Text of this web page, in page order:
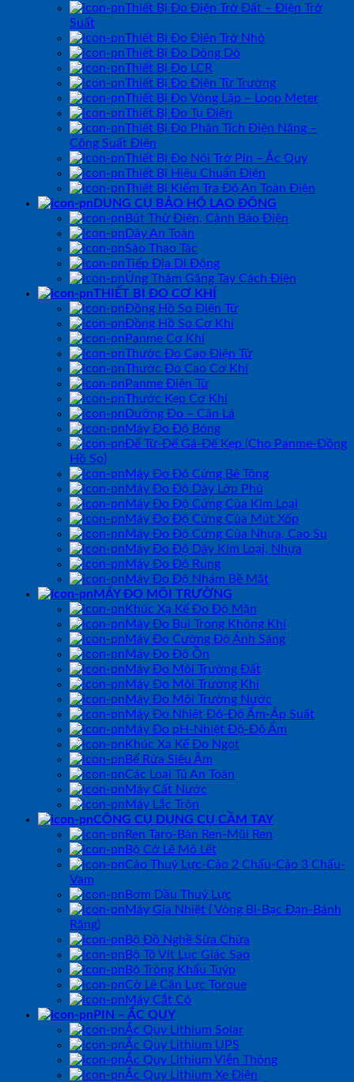
Thiết Bị Đo Điện Trở Đất – Điện Trở
Suất
Thiết Bị Đo Điện Trở Nhỏ
Thiết Bị Đo Dòng Dò
Thiết Bị Đo LCR
Thiết Bị Đo Điện Từ Trường
Thiết Bị Đo Vòng Lặp – Loop Meter
Thiết Bị Đo Tụ Điện
Thiết Bị Đo Phân Tích Điện Năng –
Công Suất Điện
Thiết Bị Đo Nội Trở Pin – Ắc Quy
Thiết Bị Hiệu Chuẩn Điện
Thiết Bị Kiểm Tra Độ An Toàn Điện
DỤNG CỤ BẢO HỘ LAO ĐỘNG
Bút Thử Điện, Cảnh Báo Điện
Dây An Toàn
Sào Thao Tác
Tiếp Địa Di Động
Ủng Thảm Găng Tay Cách Điện
THIẾT BỊ ĐO CƠ KHÍ
Đồng Hồ So Điện Tử
Đồng Hồ So Cơ Khí
Panme Cơ Khí
Thước Đo Cao Điện Tử
Thước Đo Cao Cơ Khí
Panme Điện Tử
Thước Kẹp Cơ Khí
Dưỡng Đo – Căn Lá
Máy Đo Độ Bóng
Đế Từ-Đế Gá-Đế Kẹp (Cho Panme-Đồng
Hồ So)
Máy Đo Độ Cứng Bê Tông
Máy Đo Độ Dày Lớp Phủ
Máy Đo Độ Cứng Của Kim Loại
Máy Đo Độ Cứng Của Mút Xốp
Máy Đo Độ Cứng Của Nhựa, Cao Su
Máy Đo Độ Dày Kim Loại, Nhựa
Máy Đo Độ Rung
Máy Đo Độ Nhám Bề Mặt
MÁY ĐO MÔI TRƯỜNG
Khúc Xạ Kế Đo Độ Mặn
Máy Đo Bụi Trong Không Khí
Máy Đo Cường Độ Ánh Sáng
Máy Đo Độ Ồn
Máy Đo Môi Trường Đất
Máy Đo Môi Trường Khí
Máy Đo Môi Trường Nước
Máy Đo Nhiệt Độ-Độ Ẩm-Áp Suất
Máy Đo pH-Nhiệt Độ-Độ Ẩm
Khúc Xạ Kế Đo Ngọt
Bể Rửa Siêu Âm
Các Loại Tủ An Toàn
Máy Cất Nước
Máy Lắc Trộn
CÔNG CỤ DỤNG CỤ CẦM TAY
Ren Taro-Bàn Ren-Mũi Ren
Bộ Cờ Lê Mỏ Lết
Cảo Thuỷ Lực-Cảo 2 Chấu-Cảo 3 Chấu-
Vam
Bơm Dầu Thuỷ Lực
Máy Gia Nhiệt ( Vòng Bi-Bạc Đạn-Bánh
Răng)
Bộ Đồ Nghề Sửa Chữa
Bộ Tô Vít Lục Giác Sao
Bộ Tròng Khẩu Tuýp
Cờ Lê Cân Lực Torque
Máy Cắt Cỏ
PIN – ẮC QUY
Ắc Quy Lithium Solar
Ắc Quy Lithium UPS
Ắc Quy Lithium Viễn Thông
Ắc Quy Lithium Xe Điện